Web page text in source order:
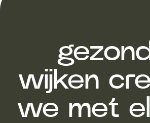
wijken
we met